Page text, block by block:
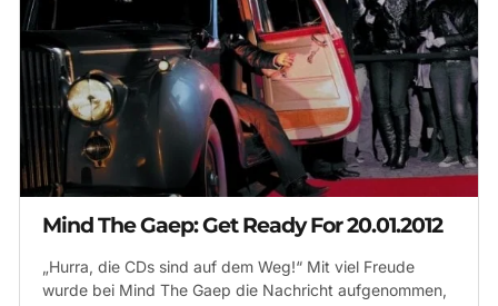
Mind The Gaep: Get Ready For 20.01.2012
„Hurra, die CDs sind auf dem Weg!“ Mit viel Freude
wurde bei Mind The Gaep die Nachricht aufgenommen,